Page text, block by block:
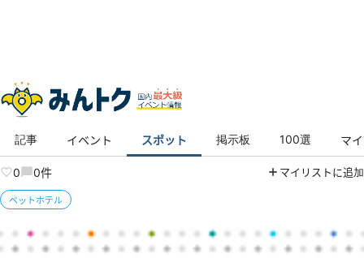
記事 イベント スポット 掲示板 100選 マ
トップ ペットランドミクニ 橿原店
施設トップ 写真
ペットランドミクニ 橿原店
0 0件 マイリストに追加
ペットホテル